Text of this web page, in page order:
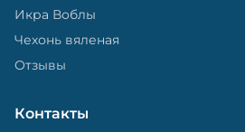
Икра Воблы
Чехонь вяленая
Отзывы
Контакты